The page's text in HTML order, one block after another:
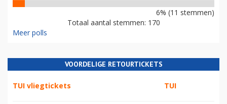
6% (11 stemmen)
Totaal aantal stemmen: 170
Meer polls
VOORDELIGE RETOURTICKETS
TUI vliegtickets TUI